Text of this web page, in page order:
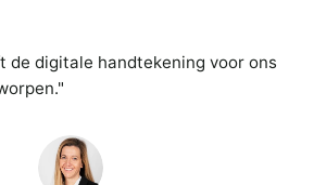
de digitale handtekening voor ons